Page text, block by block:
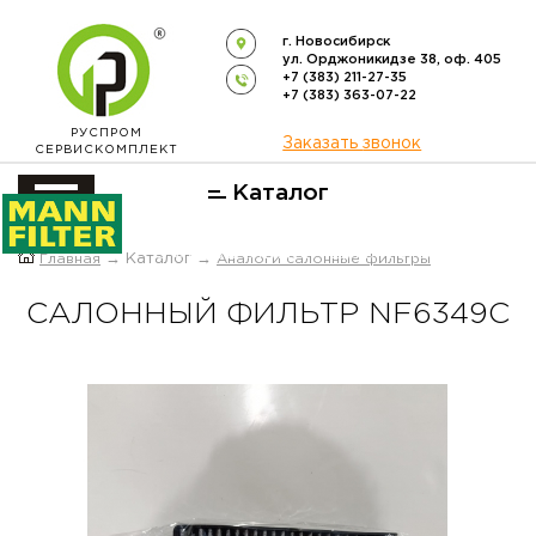
РУСПРОМ
СЕРВИСКОМПЛЕКТ
г. Новосибирск
ул. Орджоникидзе 38, оф. 405
+7 (383) 211-27-35
+7 (383) 363-07-22
Заказать звонок
Каталог
ОФИЦИАЛЬНЫЙ ДИСТРИБЬЮТОР
Главная → Каталог → Аналоги салонные фильтры
САЛОННЫЙ ФИЛЬТР NF6349C